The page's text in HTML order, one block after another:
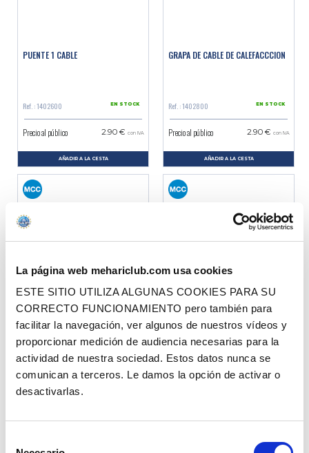
La página web mehariclub.com usa cookies
ESTE SITIO UTILIZA ALGUNAS COOKIES PARA SU
CORRECTO FUNCIONAMIENTO pero también para
facilitar la navegación, ver algunos de nuestros vídeos y
proporcionar medición de audiencia necesarias para la
actividad de nuestra sociedad. Estos datos nunca se
comunican a terceros. Le damos la opción de activar o
desactivarlas.
PUENTE 1 CABLE
Ref. : 1402600 EN STOCK
Precio al público 2.90 € con IVA
AÑADIR A LA CESTA
GRAPA DE CABLE DE CALEFACCCION
Ref. : 1402800 EN STOCK
Precio al público 2.90 € con IVA
AÑADIR A LA CESTA
PUENTE 2 CABLES
Ref. : 1402700 EN STOCK
Precio al público
GRAPA PAR INTERCAMBIADOR DE
CALOR PEQUEÑO MODELO
Ref. : 1402300 EN STOCK